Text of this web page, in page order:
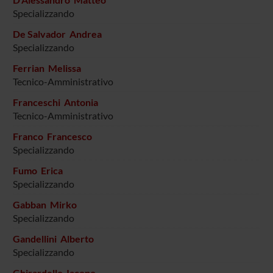
Specializzando
De Salvador Andrea
Specializzando
Ferrian Melissa
Tecnico-Amministrativo
Franceschi Antonia
Tecnico-Amministrativo
Franco Francesco
Specializzando
Fumo Erica
Specializzando
Gabban Mirko
Specializzando
Gandellini Alberto
Specializzando